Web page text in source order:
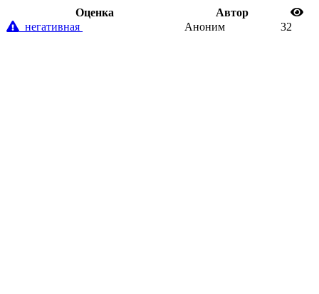
Oценка
Автор
негативная
Аноним 32